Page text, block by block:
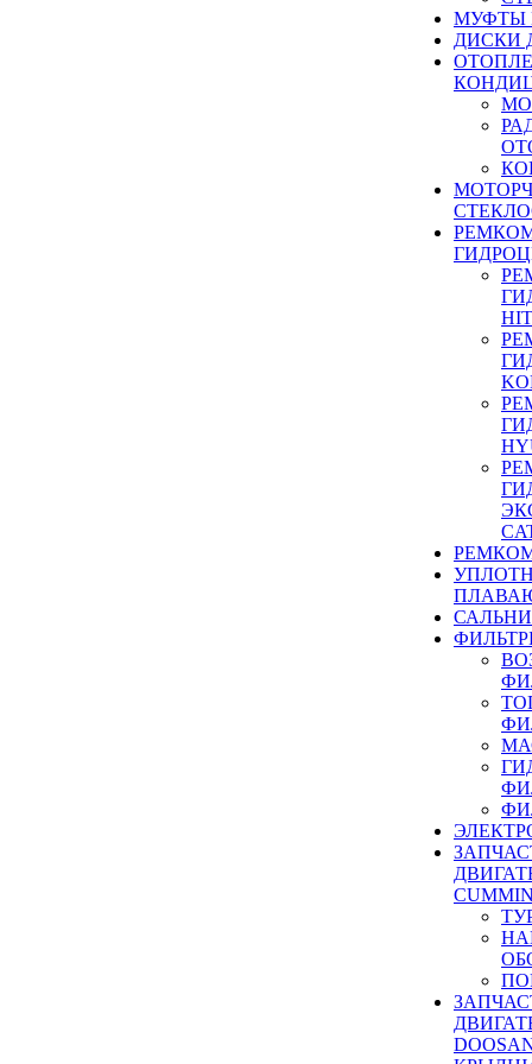
МУФТЫ
ДИСКИ